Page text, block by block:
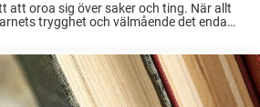
att oroa sig över saker och ting. När allt
trygghet och välmående det enda